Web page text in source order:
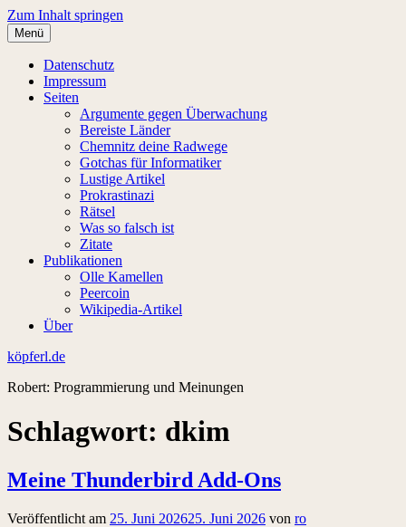
Zum Inhalt springen
Menü
Datenschutz
Impressum
Seiten
Argumente gegen Überwachung
Bereiste Länder
Chemnitz deine Radwege
Gotchas für Informatiker
Lustige Artikel
Prokrastinazi
Rätsel
Was so falsch ist
Zitate
Publikationen
Olle Kamellen
Peercoin
Wikipedia-Artikel
Über
köpferl.de
Robert: Programmierung und Meinungen
Schlagwort: dkim
Meine Thunderbird Add-Ons
Veröffentlicht am 25. Juni 202625. Juni 2026 von ro